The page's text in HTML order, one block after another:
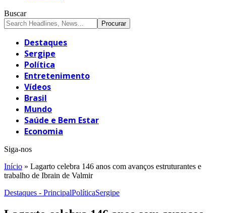
Buscar
Destaques
Sergipe
Política
Entretenimento
Vídeos
Brasil
Mundo
Saúde e Bem Estar
Economia
Siga-nos
Início » Lagarto celebra 146 anos com avanços estruturantes e
trabalho de Ibrain de Valmir
Destaques - PrincipalPolíticaSergipe